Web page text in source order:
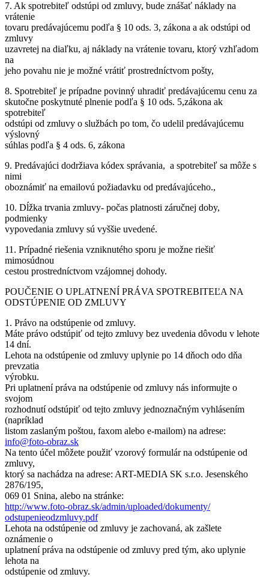
7. Ak spotrebiteľ odstúpi od zmluvy, bude znášať náklady na
vrátenie
tovaru predávajúcemu podľa § 10 ods. 3, zákona a ak odstúpi od
zmluvy
uzavretej na diaľku, aj náklady na vrátenie tovaru, ktorý vzhľadom
na
jeho povahu nie je možné vrátiť prostredníctvom pošty,
8. Spotrebiteľ je prípadne povinný uhradiť predávajúcemu cenu za
skutočne poskytnuté plnenie podľa § 10 ods. 5,zákona ak
spotrebiteľ
odstúpi od zmluvy o službách po tom, čo udelil predávajúcemu
výslovný
súhlas podľa § 4 ods. 6, zákona
9. Predávajúci dodržiava kódex správania, a spotrebiteľ sa môže s
nimi
oboznámiť na emailovú požiadavku od predávajúceho.,
10. Dĺžka trvania zmluvy- počas platnosti záručnej doby,
podmienky
vypovedania zmluvy sú vyššie uvedené.
11. Prípadné riešenia vzniknutého sporu je možne riešiť
mimosúdnou
cestou prostredníctvom vzájomnej dohody.
POUČENIE O UPLATNENÍ PRÁVA SPOTREBITEĽA NA
ODSTÚPENIE OD ZMLUVY
1. Právo na odstúpenie od zmluvy.
Máte právo odstúpiť od tejto zmluvy bez uvedenia dôvodu v lehote
14 dní.
Lehota na odstúpenie od zmluvy uplynie po 14 dňoch odo dňa
prevzatia
výrobku.
Pri uplatnení práva na odstúpenie od zmluvy nás informujte o
svojom
rozhodnutí odstúpiť od tejto zmluvy jednoznačným vyhlásením
(napríklad
listom zaslaným poštou, faxom alebo e-mailom) na adrese:
info@foto-obraz.sk
Na tento účel môžete použiť vzorový formulár na odstúpenie od
zmluvy,
ktorý sa nachádza na adrese: ART-MEDIA SK s.r.o. Jesenského
2876/195,
069 01 Snina, alebo na stránke:
http://www.foto-obraz.sk/admin/uploaded/dokumenty/
odstupenieodzmluvy.pdf
Lehota na odstúpenie od zmluvy je zachovaná, ak zašlete
oznámenie o
uplatnení práva na odstúpenie od zmluvy pred tým, ako uplynie
lehota na
odstúpenie od zmluvy.